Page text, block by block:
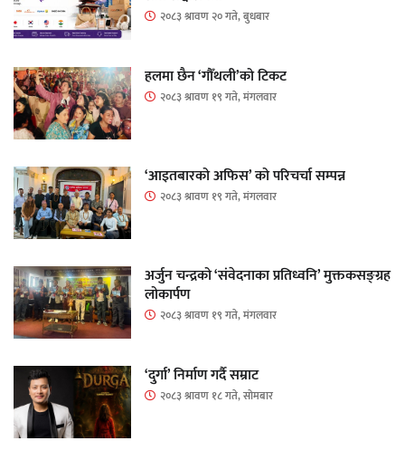
२०८३ श्रावण २० गते, बुधबार
हलमा छैन ‘गौँथली’को टिकट
२०८३ श्रावण १९ गते, मंगलवार
‘आइतबारको अफिस’ को परिचर्चा सम्पन्न
२०८३ श्रावण १९ गते, मंगलवार
अर्जुन चन्द्रको ‘संवेदनाका प्रतिध्वनि’ मुक्तकसङ्ग्रह
लोकार्पण
२०८३ श्रावण १९ गते, मंगलवार
‘दुर्गा’ निर्माण गर्दै सम्राट
२०८३ श्रावण १८ गते, सोमबार